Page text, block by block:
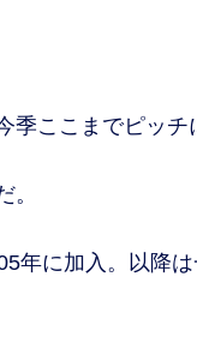
ここまでピッチ
年に加入。以降